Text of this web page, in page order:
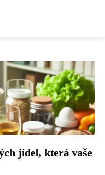
jídel, která vaše